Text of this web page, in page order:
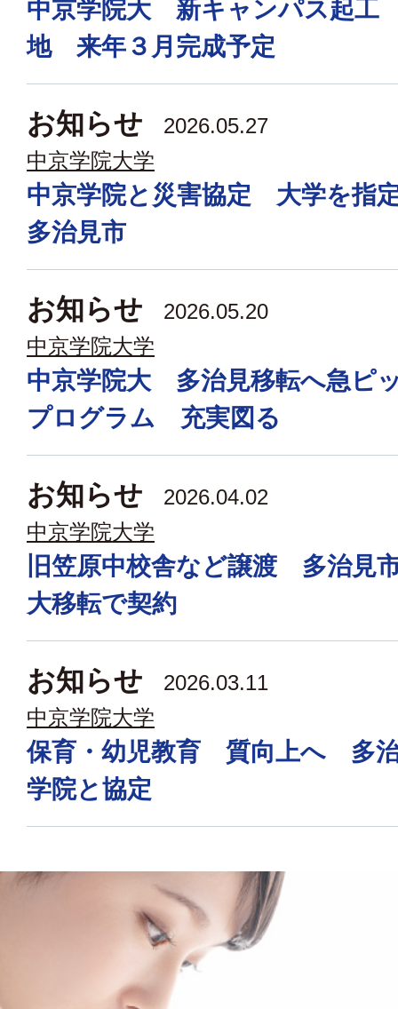
中京学院大 新キャンパス起工
地 来年３月完成予定
お知らせ
2026.05.27
中京学院大学
中京学院と災害協定 大学を
多治見市
お知らせ
2026.05.20
中京学院大学
中京学院大 多治見移転へ急ピ
プログラム 充実図る
お知らせ
2026.04.02
中京学院大学
旧笠原中校舎など譲渡 多治見
大移転で契約
お知らせ
2026.03.11
中京学院大学
保育・幼児教育 質向上へ 多
学院と協定